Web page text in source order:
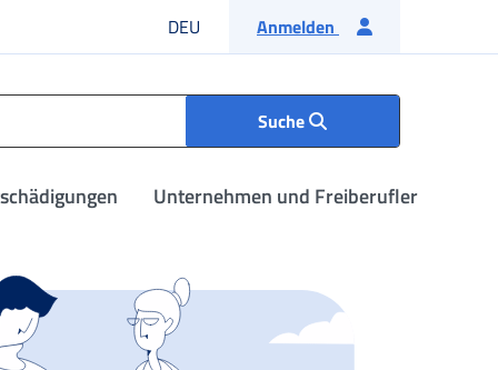
DEU Deutsche Sprache
Anmelden
Suche
Unternehmen und Freiberufler